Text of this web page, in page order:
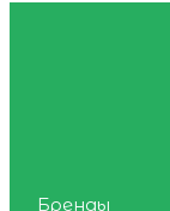
Бренды